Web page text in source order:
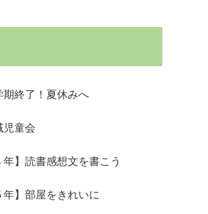
終了！夏休みへ
童会
】読書感想文を書こう
】部屋をきれいに